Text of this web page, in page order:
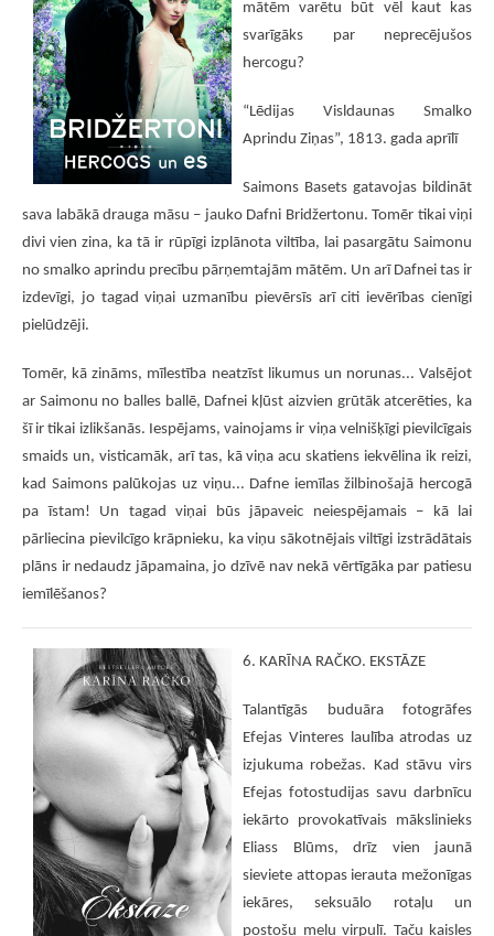
mātēm varētu būt vēl kaut kas
svarīgāks par neprecējušos
hercogu?
“Lēdijas Visldaunas Smalko
Aprindu Ziņas”, 1813. gada aprīlī
Saimons Basets gatavojas bildināt
sava labākā drauga māsu – jauko Dafni Bridžertonu. Tomēr tikai viņi
divi vien zina, ka tā ir rūpīgi izplānota viltība, lai pasargātu Saimonu
no smalko aprindu precību pārņemtajām mātēm. Un arī Dafnei tas ir
izdevīgi, jo tagad viņai uzmanību pievērsīs arī citi ievērības cienīgi
pielūdzēji.
Tomēr, kā zināms, mīlestība neatzīst likumus un norunas... Valsējot
ar Saimonu no balles ballē, Dafnei kļūst aizvien grūtāk atcerēties, ka
šī ir tikai izlikšanās. Iespējams, vainojams ir viņa velnišķīgi pievilcīgais
smaids un, visticamāk, arī tas, kā viņa acu skatiens iekvēlina ik reizi,
kad Saimons palūkojas uz viņu... Dafne iemīlas žilbinošajā hercogā
pa īstam! Un tagad viņai būs jāpaveic neiespējamais – kā lai
pārliecina pievilcīgo krāpnieku, ka viņu sākotnējais viltīgi izstrādātais
plāns ir nedaudz jāpamaina, jo dzīvē nav nekā vērtīgāka par patiesu
iemīlēšanos?
6. KARĪNA RAČKO. EKSTĀZE
Talantīgās buduāra fotogrāfes
Efejas Vinteres laulība atrodas uz
izjukuma robežas. Kad stāvu virs
Efejas fotostudijas savu darbnīcu
iekārto provokatīvais mākslinieks
Eliass Blūms, drīz vien jaunā
sieviete attopas ierauta mežonīgas
iekāres, seksuālo rotaļu un
postošu melu virpulī. Taču kaisles